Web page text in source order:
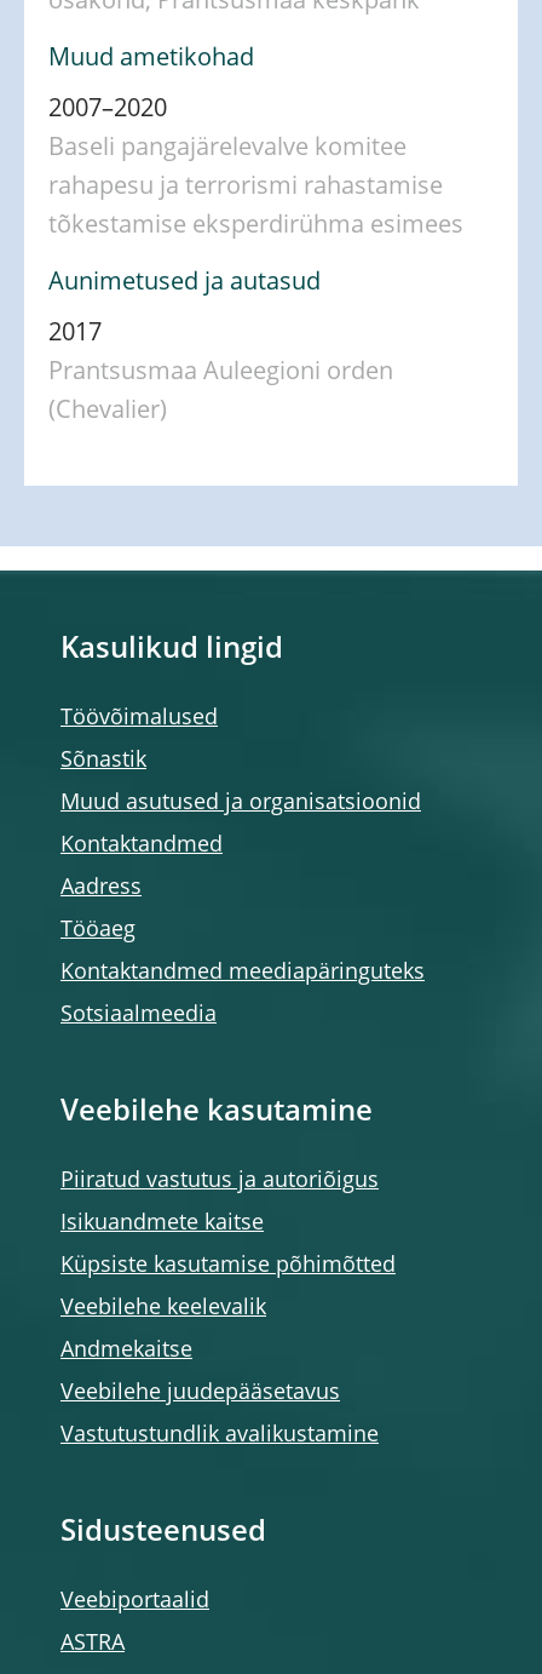
Muud ametikohad
2007–2020
Baseli pangajärelevalve komitee
rahapesu ja terrorismi rahastamise
tõkestamise eksperdirühma esimees
Aunimetused ja autasud
2017
Prantsusmaa Auleegioni orden
(Chevalier)
Kasulikud lingid
Töövõimalused
Sõnastik
Muud asutused ja organisatsioonid
Kontaktandmed
Aadress
Tööaeg
Kontaktandmed meediapäringuteks
Sotsiaalmeedia
Veebilehe kasutamine
Piiratud vastutus ja autoriõigus
Isikuandmete kaitse
Küpsiste kasutamise põhimõtted
Veebilehe keelevalik
Andmekaitse
Veebilehe juudepääsetavus
Vastutustundlik avalikustamine
Sidusteenused
Veebiportaalid
ASTRA